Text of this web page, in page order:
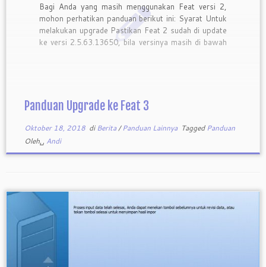
Bagi Anda yang masih menggunakan Feat versi 2,
mohon perhatikan panduan berikut ini: Syarat Untuk
melakukan upgrade Pastikan Feat 2 sudah di update
ke versi 2.5.63.13650, bila versinya masih di bawah
Panduan Upgrade ke Feat 3
Oktober 18, 2018di Berita/Panduan Lainnya Tagged Panduan
Oleh␣ Andi